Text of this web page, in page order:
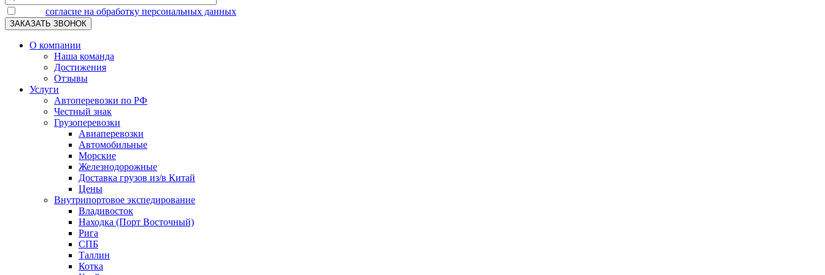
согласие на обработку персональных данных
О компании
Наша команда
Достижения
Отзывы
Услуги
Автоперевозки по РФ
Честный знак
Грузоперевозки
Авиаперевозки
Автомобильные
Морские
Железнодорожные
Доставка грузов из/в Китай
Цены
Внутрипортовое экспедирование
Владивосток
Находка (Порт Восточный)
Рига
СПБ
Таллин
Котка